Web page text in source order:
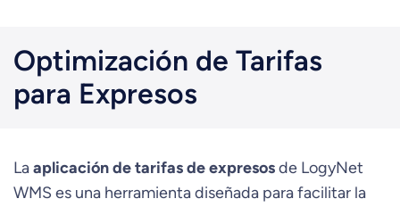
Optimización de Tarifas
para Expresos
Laaplicación de tarifas de expresosde LogyNet
WMS es una herramienta diseñada para facilitar la